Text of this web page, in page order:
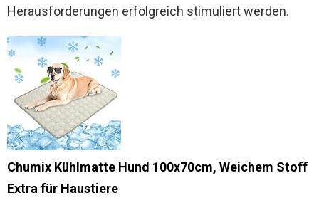
Herausforderungen erfolgreich stimuliert werden.
Chumix Kühlmatte Hund 100x70cm, Weichem Stoff
Extra für Haustiere